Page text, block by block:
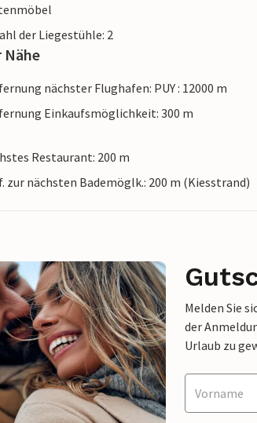
der Liegestühle: 2
Nähe
nächster Flughafen: PUY : 12000 m
Einkaufsmöglichkeit: 300 m
Restaurant: 200 m
zur nächsten Bademöglk.: 200 m (Kiesstrand)
Melden Sie
der
Urlaub zu